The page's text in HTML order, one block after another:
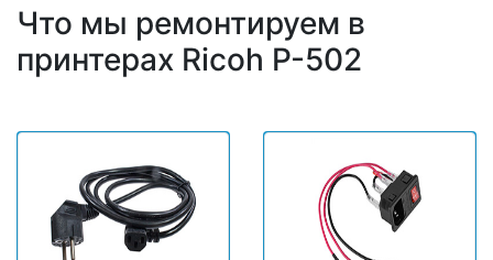
Что мы ремонтируем в
принтерах Ricoh P-502